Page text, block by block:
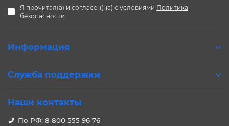
Я прочитал(а) и согласен(на) с условиями Политика
безопасности
Информация
Служба поддержки
Наши контакты
По РФ: 8 800 555 96 76